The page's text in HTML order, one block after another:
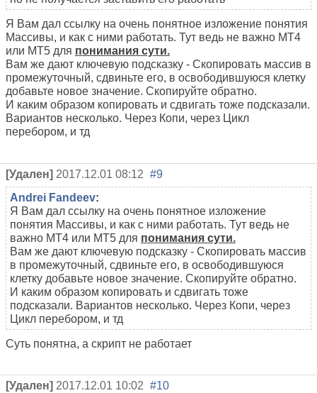
Я Вам дал ссылку на очень понятное изложение понятия
Массивы, и как с ними работать. Тут ведь не важно МТ4
или МТ5 для понимания сути.
Вам же дают ключевую подсказку - Скопировать массив в
промежуточный, сдвиньте его, в освободившуюся клетку
добавьте новое значение. Скопируйте обратно.
И каким образом копировать и сдвигать тоже подсказали.
Вариантов несколько. Через Копи, через Цикл
перебором, и тд
[Удален] 2017.12.01 08:12 #9
Andrei Fandeev:
Я Вам дал ссылку на очень понятное изложение
понятия Массивы, и как с ними работать. Тут ведь не
важно МТ4 или МТ5 для понимания сути.
Вам же дают ключевую подсказку - Скопировать массив
в промежуточный, сдвиньте его, в освободившуюся
клетку добавьте новое значение. Скопируйте обратно.
И каким образом копировать и сдвигать тоже
подсказали. Вариантов несколько. Через Копи, через
Цикл перебором, и тд
Суть понятна, а скрипт не работает
[Удален] 2017.12.01 10:02 #10